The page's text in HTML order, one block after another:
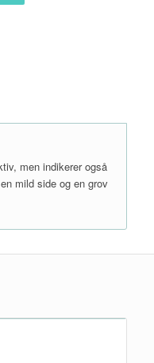
men indikerer også
mild side og en grov